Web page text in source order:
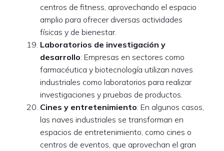
centros de fitness, aprovechando el espacio
amplio para ofrecer diversas actividades
físicas y de bienestar.
Laboratorios de investigación y
desarrollo: Empresas en sectores como
farmacéutica y biotecnología utilizan naves
industriales como laboratorios para realizar
investigaciones y pruebas de productos.
Cines y entretenimiento: En algunos casos,
las naves industriales se transforman en
espacios de entretenimiento, como cines o
centros de eventos, que aprovechan el gran